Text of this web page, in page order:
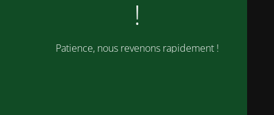
!
Patience, nous revenons rapidement !